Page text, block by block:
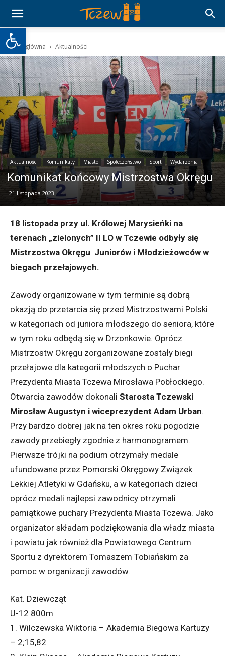
Otwórz pasek narzędzi
Strona główna Aktualności
Aktualności Komunikaty Miasto Społeczeństwo Sport Wydarzenia
Komunikat końcowy Mistrzostwa Okręgu
21 listopada 2023
18 listopada przy ul. Królowej Marysieńki na
terenach „zielonych” II LO w Tczewie odbyły się
Mistrzostwa Okręgu Juniorów i Młodzieżowców w
biegach przełajowych.
Zawody organizowane w tym terminie są dobrą
okazją do przetarcia się przed Mistrzostwami Polski
w kategoriach od juniora młodszego do seniora, które
w tym roku odbędą się w Drzonkowie. Oprócz
Mistrzostw Okręgu zorganizowane zostały biegi
przełajowe dla kategorii młodszych o Puchar
Prezydenta Miasta Tczewa Mirosława Pobłockiego.
Otwarcia zawodów dokonali Starosta Tczewski
Mirosław Augustyn i wiceprezydent Adam Urban.
Przy bardzo dobrej jak na ten okres roku pogodzie
zawody przebiegły zgodnie z harmonogramem.
Pierwsze trójki na podium otrzymały medale
ufundowane przez Pomorski Okręgowy Związek
Lekkiej Atletyki w Gdańsku, a w kategoriach dzieci
oprócz medali najlepsi zawodnicy otrzymali
pamiątkowe puchary Prezydenta Miasta Tczewa. Jako
organizator składam podziękowania dla władz miasta
i powiatu jak również dla Powiatowego Centrum
Sportu z dyrektorem Tomaszem Tobiańskim za
pomoc w organizacji zawodów.
Kat. Dziewcząt
U-12 800m
1. Wilczewska Wiktoria – Akademia Biegowa Kartuzy
– 2;15,82